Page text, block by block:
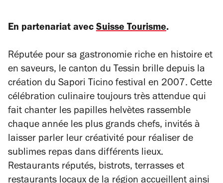
En partenariat avec Suisse Tourisme.
Réputée pour sa gastronomie riche en histoire et
en saveurs, le canton du Tessin brille depuis la
création du Sapori Ticino festival en 2007. Cette
célébration culinaire toujours très attendue qui
fait chanter les papilles helvètes rassemble
chaque année les plus grands chefs, invités à
laisser parler leur créativité pour réaliser de
sublimes repas dans différents lieux.
Restaurants réputés, bistrots, terrasses et
restaurants locaux de la région accueillent ainsi